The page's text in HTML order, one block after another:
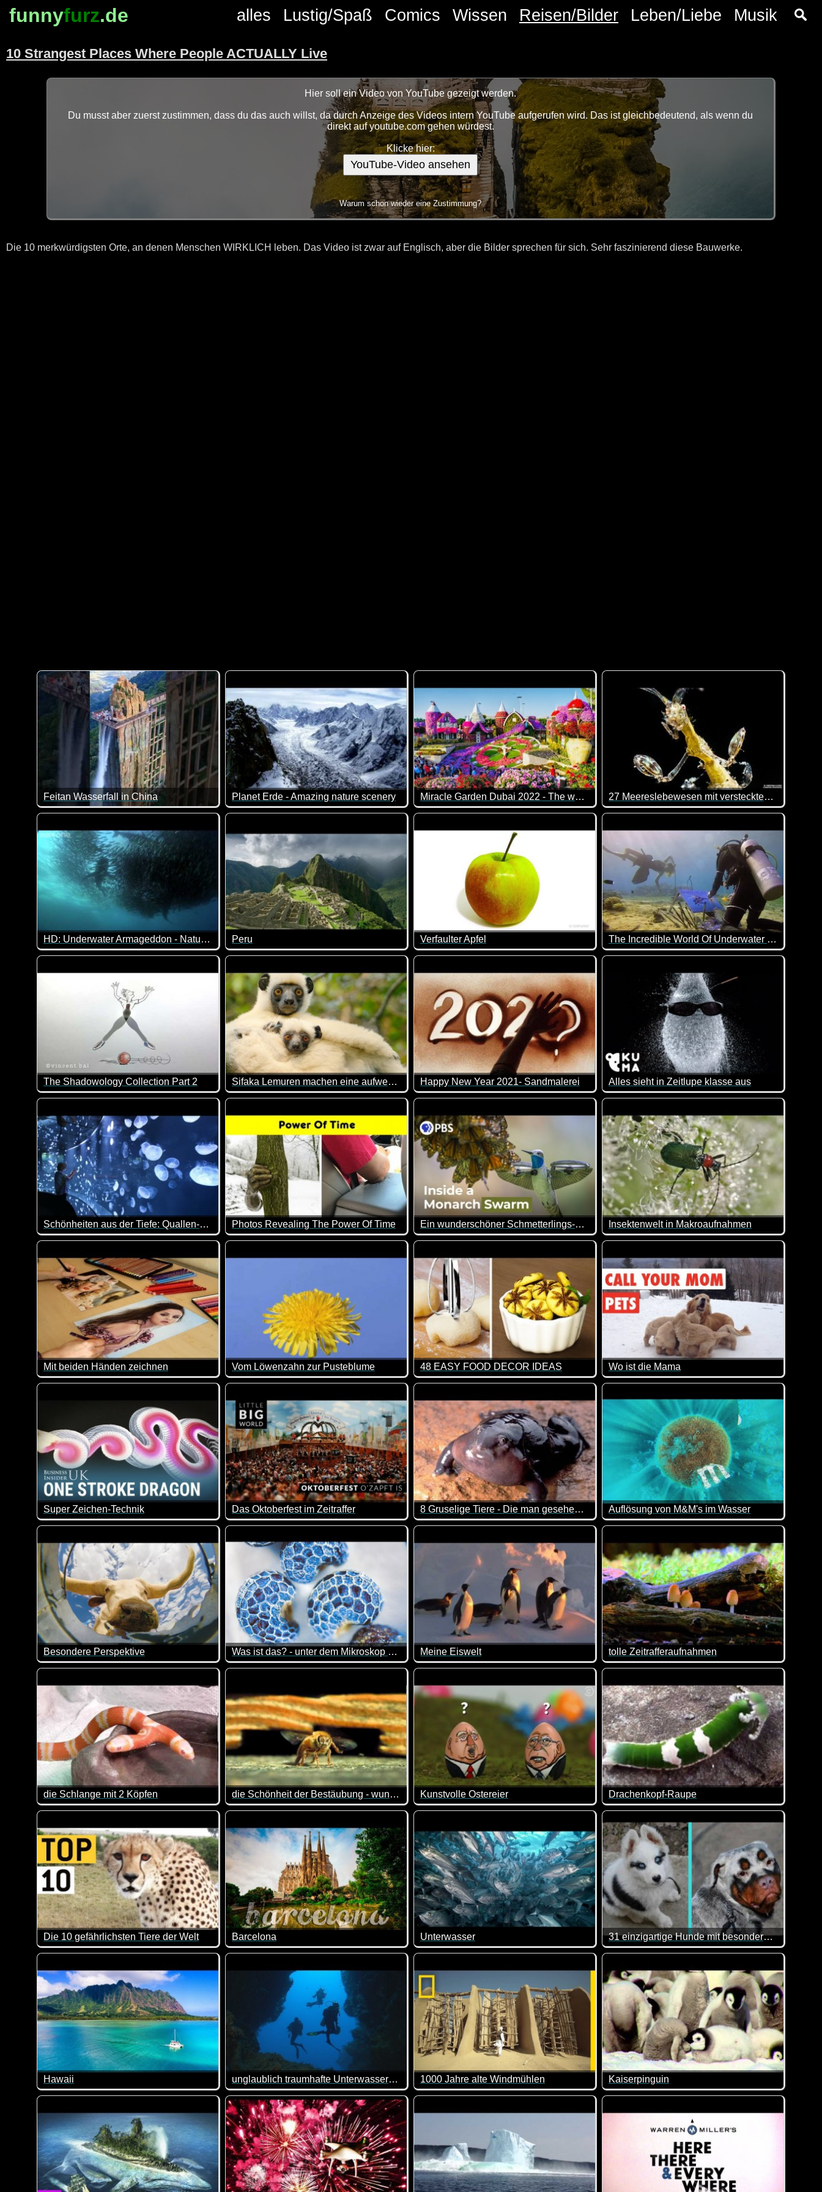
funnyfurz.de alles Lustig/Spaß Comics Wissen Reisen/Bilder Leben/Liebe Musik
10 Strangest Places Where People ACTUALLY Live
Hier soll ein Video von YouTube gezeigt werden.
Du musst aber zuerst zustimmen, dass du das auch willst, da durch Anzeige des Videos intern YouTube aufgerufen wird. Das ist gleichbedeutend, als wenn du
direkt auf youtube.com gehen würdest.
Klicke hier:
YouTube-Video ansehen
Warum schon wieder eine Zustimmung?
Die 10 merkwürdigsten Orte, an denen Menschen WIRKLICH leben. Das Video ist zwar auf Englisch, aber die Bilder sprechen für sich. Sehr faszinierend diese Bauwerke.
Feitan Wasserfall in China
Solch einen Wasserfall sieht man auch nicht alle Tage.
Planet Erde - Amazing nature scenery
Sehr langes Video von BBC, aber ich kann dir versprechen, dass du dir die Zeit nehmen wirst. Einfach atemberaubende Bilder! Toll!
Miracle Garden Dubai 2022 - The world's largest natural flower garden
Ich glaube, dass ich da unbedingt mal hin muss. Das ist ja wirklich ein Blumenparadies.
27 Meereslebewesen mit versteckten Talenten
Sehr interessant. Man lernt immer wieder was
HD: Underwater Armageddon - Nature's Great Events: The Great Tide - BBC One
Dieses Video Unterwasser Armageddon zu nennen, passt wirklich wie die Faust aufs Auge.
Peru
Land und Leute in Peru in traumhafter Auflösung. Wunderschöne Bilder von diesem schönen Land!
Verfaulter Apfel
Hier siehst du im Zeitraffer, wie lange es dauert, bis ein Apfel tatsächlich verrottet ist. Sehr
The Incredible World Of Underwater Painting
Hast du schon mal gesehen, das jemand
The Shadowology Collection Part 2
Wenn diese Schattenspiele nicht klasse gemacht sind.
Sifaka Lemuren machen eine aufwendige Reise für Essen
Sifaka-Lemuren in Madagaskar müssen eine gefährliche Reise mit Babys an Bord unternehmen, um ihren nächsten Futterbereich zu
Happy New Year 2021- Sandmalerei
Ein gutes Neues Jahr wünsche ich dir!
Alles sieht in Zeitlupe klasse aus
Wenn das kein eindrucksvolles Video ist. Die
Schönheiten aus der Tiefe: Quallen-Schau in Tokio
Begegnen möchte man ihnen beim Bade nicht, aber zum Anschauen sind sie doch wunderschön diese Quallen.
Photos Revealing The Power Of Time
Interessante Bilder, die zeigen, wie sich Dinge im Laufe der Zeit verändern. Klasse gemachtes Video mit englischem Text.
Ein wunderschöner Schmetterlings-Schwarm
In den Bergen von Mexiko wurde dieses geniale Video einen riesigen Schwarms von
Insektenwelt in Makroaufnahmen
Die Raupe Nimmersatt und ihre Freunde.
Mit beiden Händen zeichnen
Was für eine super Künstlerin. Sie zeichnet mit der einen Hand Taylor Swift und mit der anderen Selena Gomez. Das muss man erst mal nachmachen. Hut ab!
Vom Löwenzahn zur Pusteblume
Ein geniales Zeitraffer-Video, in welchem du siehst, wie sich die Löwenzahnblüte zur Pusteblume verwandelt...
48 EASY FOOD DECOR IDEAS
Was für geniale Ideen wie man Essen schöner präsentieren kann. Da läuft einem direkt das
Wo ist die Mama
Tiere und ihre Mamas - sowas von goldig!
Super Zeichen-Technik
Ist das nicht genial wie hier ein Drachen gezeichnet wird? Sehr faszinierende Technik!
Das Oktoberfest im Zeitraffer
Klasse Video, in dem man das Oktoberfest im Zeitraffer anschauen kann. Super gemacht!
8 Gruselige Tiere - Die man gesehen haben muss
Diese Tiere sind in der Tat gruselig und man will ihnen nicht unbedingt begegenen :-)
Auflösung von M&M's im Wasser
Sieht das nicht fantastisch aus, wenn man
Besondere Perspektive
Mal ein ganz anderes Video. In dieser Wassertonne ist eine Kamera angebracht, über die man von unten die Tiere beim Trinken beobachten kann. Ideen gibt es :-)
Was ist das? - unter dem Mikroskop betrachtet
Sehr interessant wie manche Dinge unter dem Mikroskop aussehen. Oder wie sich ein M&M im Wasser auflöst.
Meine Eiswelt
Ein Baby-Kaiserpinguin erzählt von seinem Alltag in der Kälte der Antarktis. Ein sehr nett
tolle Zeitrafferaufnahmen
Auch wenn ich nicht glaube, dass diese Bilder
die Schlange mit 2 Köpfen
Nicht funny, aber interessant, dass es so was tatsächlich gibt. Nur mal zum kurz rein schauen...
die Schönheit der Bestäubung - wunderschöne Aufnahmen
echt sehenswert! Ist aber kein Schweinkram, was du vielleicht aus dem Titel geschlossen hast... :-)
Kunstvolle Ostereier
Wow, das sind wahre Kunstwerke...
Drachenkopf-Raupe
Wenn das keine faszinierende Raupe ist. Ein
Die 10 gefährlichsten Tiere der Welt
Dass ein Elefant zu den 10 gefährlichsten Tieren zählt, hätte ich jetzt nicht vermutet.
Barcelona
Ein tolles Zeitraffer-Video von Barcelona. Diese Stadt sollte man sich unbedingt mal anschauen.
Unterwasser
Sind diese Unterwasser-Aufnahmen nicht fantastisch? Man könnte dieser Ruhe der
31 einzigartige Hunde mit besonderen Merkmalen
In diesem Video wird zwar englisch
Hawaii
In diesem Video siehst du nicht nur sagenhafte Bilder von Hawaii, sondern wirst auch noch inspiriert, dein Leben zu leben und genießen. Denn viele Leute leben nicht, sondern
unglaublich traumhafte Unterwasseraufnahmen aus Fidji und Tonga
Wirklich SEHR viele Eindrücke, weil jede Szene gerade mal ein paar Sekunden gezeigt wird. Und manchmal würde man dies oder
1000 Jahre alte Windmühlen
Die Geschichte der persischen Windmühle kann bis ins 7. Jahrhundert zurückverfolgt
Kaiserpinguin
Besuch einer Kaiserpinguin Kolonie in der Nähe